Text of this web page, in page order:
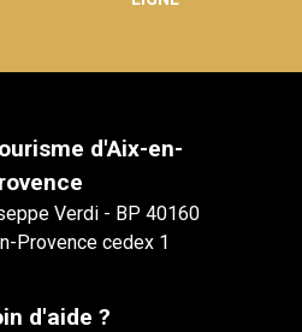
d'Aix-en-
Verdi - BP 40160
Provence cedex 1
d'aide ?